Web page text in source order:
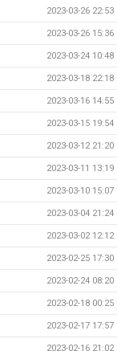
2023-03-26 22:53
2023-03-26 15:36
2023-03-24 10:48
2023-03-18 22:18
2023-03-16 14:55
2023-03-15 19:54
2023-03-12 21:20
2023-03-11 13:19
2023-03-10 15:07
2023-03-04 21:24
2023-03-02 12:12
2023-02-25 17:30
2023-02-24 08:20
2023-02-18 00:25
2023-02-17 17:57
2023-02-16 21:02